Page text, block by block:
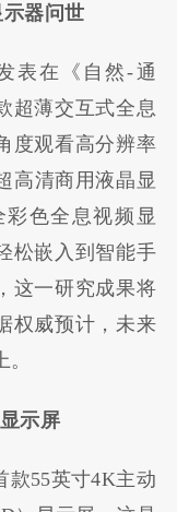
器问世
表在《自然-通
超薄交互式全息
度观看高分辨率
高清商用液晶显
色全息视频显
松嵌入到智能手
这一研究成果将
权威预计，未来
示屏
款55英寸4K主动